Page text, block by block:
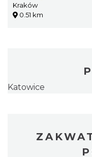
Kraków
0.51 km
Katowice